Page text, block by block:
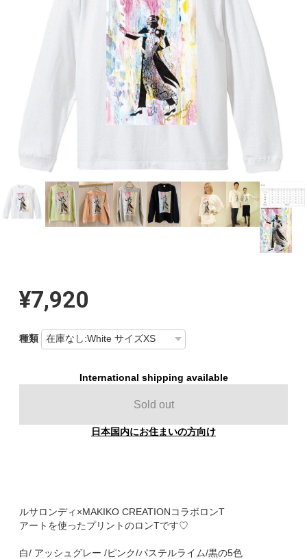
¥7,920
種類
International shipping available
Sold out
日本国内にお住まいの方向け
ルサロンディ×MAKIKO CREATIONコラボロンT
アートを使ったプリントのロンTです♡
白/ アッシュグレー /ピンク/パステルライム/黒の5色